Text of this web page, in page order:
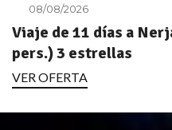
08/08/2026
Viaje de 11 días a
pers.) 3 estrellas
VER OFERTA